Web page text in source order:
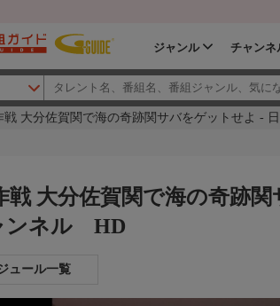
ジャンル チャンネ
戦 大分佐賀関で海の奇跡関サバをゲットせよ -
戦 大分佐賀関で海の奇跡
ンネル HD
ュール一覧